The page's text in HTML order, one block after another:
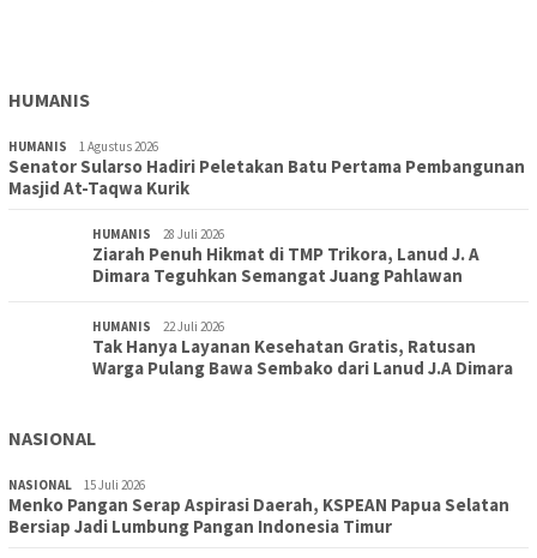
HUMANIS
HUMANIS 1 Agustus 2026
Senator Sularso Hadiri Peletakan Batu Pertama Pembangunan
Masjid At-Taqwa Kurik
HUMANIS 28 Juli 2026
Ziarah Penuh Hikmat di TMP Trikora, Lanud J. A
Dimara Teguhkan Semangat Juang Pahlawan
HUMANIS 22 Juli 2026
Tak Hanya Layanan Kesehatan Gratis, Ratusan
Warga Pulang Bawa Sembako dari Lanud J.A Dimara
NASIONAL
NASIONAL 15 Juli 2026
Menko Pangan Serap Aspirasi Daerah, KSPEAN Papua Selatan
Bersiap Jadi Lumbung Pangan Indonesia Timur